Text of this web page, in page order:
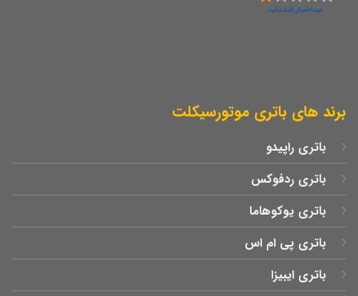
برند های باتری موتورسیکلت
باتری راپیدو
باتری ردفوکس
باتری یوکوهاما
باتری پی ام اس
باتری ایبیزا